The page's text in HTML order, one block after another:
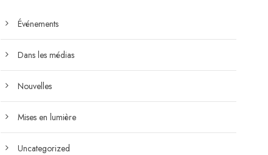
Événements
Dans les médias
Nouvelles
Mises en lumière
Uncategorized